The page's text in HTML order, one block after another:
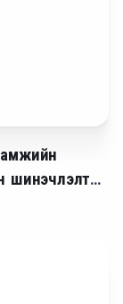
шинэчлэлт